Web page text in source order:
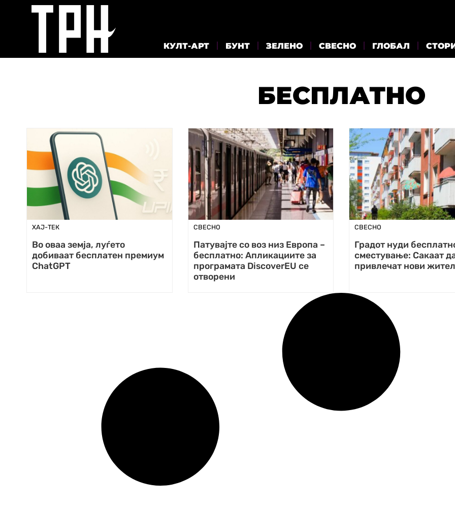
КУЛТ-АРТ БУНТ ЗЕЛЕНО СВЕСНО ГЛОБАЛ
БЕСПЛАТНО
ХАЈ-ТЕК
Во оваа земја, луѓето
добиваат бесплатен премиум
ChatGPT
СВЕСНО
Патувајте со воз низ Европа –
бесплатно: Апликациите за
програмата DiscoverEU се
отворени
СВЕСНО
Градот нуди
сместување: Сакаат
привлечат нови